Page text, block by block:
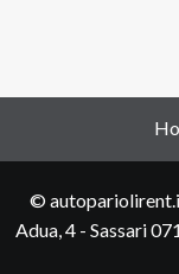
©
Adua, 4 - Sassari